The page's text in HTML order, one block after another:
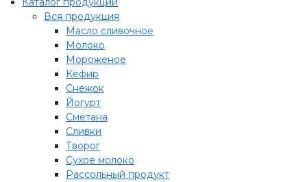
Вся продукция
Масло сливочное
Молоко
Мороженое
Кефир
Снежок
Йогурт
Сметана
Сливки
Творог
Сухое молоко
Рассольный продукт